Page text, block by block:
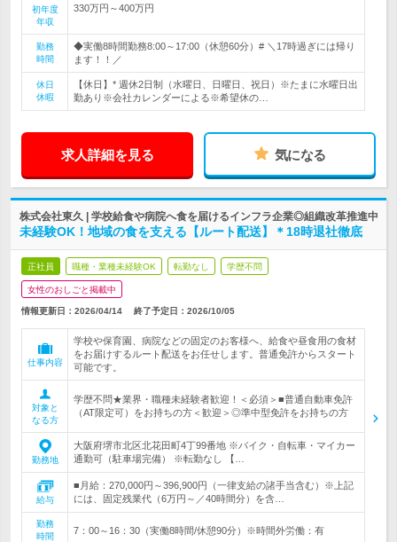
初年度
年収
330万円～400万円
勤務
時間
◆実働8時間勤務8:00～17:00（休憩60分）# ＼17時過ぎには帰り
ます！！／
休日
休暇
【休日】* 週休2日制（水曜日、日曜日、祝日）※たまに水曜日出
勤あり※会社カレンダーによる※希望休の…
求人詳細を見る 気になる
株式会社東久 | 学校給食や病院へ食を届けるインフラ企業◎組織改革推進中
未経験OK！地域の食を支える【ルート配送】＊18時退社徹底
正社員 職種・業種未経験OK 転勤なし 学歴不問
女性のおしごと掲載中
情報更新日：2026/04/14 終了予定日： 2026/10/05
仕事内容
学校や保育園、病院などの固定のお客様へ、給食や昼食用の食材
をお届けするルート配送をお任せします。普通免許からスタート
可能です。
対象と
なる方
学歴不問★業界・職種未経験者歓迎！＜必須＞■普通自動車免許
（AT限定可）をお持ちの方＜歓迎＞◎準中型免許をお持ちの方
勤務地
大阪府堺市北区北花田町4丁99番地 ※バイク・自転車・マイカー
通勤可（駐車場完備） ※転勤なし 【…
給与
■月給：270,000円～396,900円（一律支給の諸手当含む）※上記
には、固定残業代（6万円～／40時間分）を含…
勤務
時間
7：00～16：30（実働8時間/休憩90分）※時間外労働：有